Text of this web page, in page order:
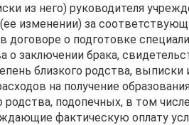
из него) руководителя
изменении) за
договоре о подготовке
о заключении брака,
близкого родства, выписки
на получение
родства, подопечных, в том
фактическую оплату